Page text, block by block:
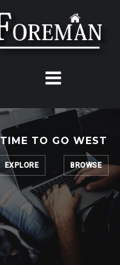
TIME TO GO WEST
EXPLORE BROWSE